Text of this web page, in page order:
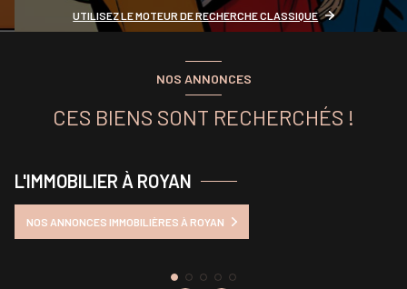
UTILISEZ LE MOTEUR DE RECHERCHE CLASSIQUE
NOS ANNONCES
CES BIENS SONT RECHERCHÉS !
L'IMMOBILIER À ROYAN
NOS ANNONCES IMMOBILIÈRES À ROYAN